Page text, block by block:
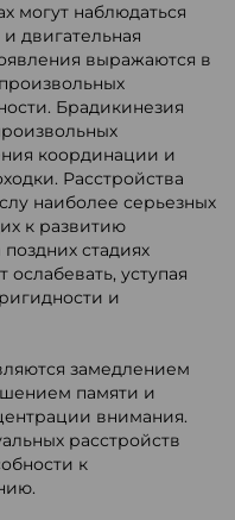
могут наблюдаться
двигательная
выражаются в
Брадикинезия
координации и
Расстройства
наиболее серьезных
к развитию
стадиях
уступая
и
замедлением
памяти и
внимания.
расстройств
к